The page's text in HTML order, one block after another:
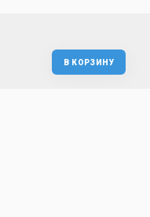
В КОРЗИНУ